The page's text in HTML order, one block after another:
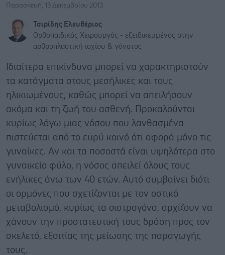
Παρασκευή, 13 Δεκεμβρίου 2013
Τσιρίδης Ελευθέριος
Ορθοπαιδικός Χειρουργός - εξειδικευμένος στην
αρθροπλαστική ισχίου & γόνατος
Ιδιαίτερα επικίνδυνα μπορεί να χαρακτηριστούν
τα κατάγματα στους μεσήλικες και τους
ηλικιωμένους, καθώς μπορεί να απειλήσουν
ακόμα και τη ζωή του ασθενή. Προκαλούνται
κυρίως λόγω μιας νόσου που λανθασμένα
πιστεύεται από το ευρύ κοινό ότι αφορά μόνο τις
γυναίκες. Αν και τα ποσοστά είναι υψηλότερα στο
γυναικείο φύλο, η νόσος απειλεί όλους τους
ενήλικες άνω των 40 ετών. Αυτό συμβαίνει διότι
οι ορμόνες που σχετίζονται με τον οστικό
μεταβολισμό, κυρίως τα οιστρογόνα, αρχίζουν να
χάνουν την προστατευτική τους δράση προς τον
σκελετό, εξαιτίας της μείωσης της παραγωγής
τους.